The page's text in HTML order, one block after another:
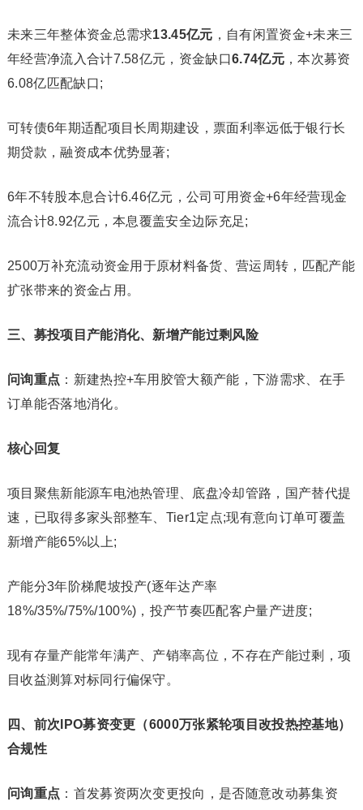
未来三年整体资金总需求13.45亿元 ，自有闲置资金+未来三
年经营净流入合计7.58亿元，资金缺口6.74亿元，本次募资
6.08亿匹配缺口;
可转债6年期适配项目长周期建设，票面利率远低于银行长
期贷款，融资成本优势显著;
6年不转股本息合计6.46亿元，公司可用资金+6年经营现金
流合计8.92亿元，本息覆盖安全边际充足;
2500万补充流动资金用于原材料备货、营运周转，匹配产能
扩张带来的资金占用。
三、募投项目产能消化、新增产能过剩风险
问询重点 ：新建热控+车用胶管大额产能，下游需求、在手
订单能否落地消化。
核心回复
项目聚焦新能源车电池热管理、底盘冷却管路，国产替代提
速，已取得多家头部整车、Tier1定点;现有意向订单可覆盖
新增产能65%以上;
产能分3年阶梯爬坡投产(逐年达产率
18%/35%/75%/100%)，投产节奏匹配客户量产进度;
现有存量产能常年满产、产销率高位，不存在产能过剩，项
目收益测算对标同行偏保守。
四、前次IPO募资变更（6000万张紧轮项目改投热控基地）
合规性
问询重点 ：首发募资两次变更投向，是否随意改动募集资